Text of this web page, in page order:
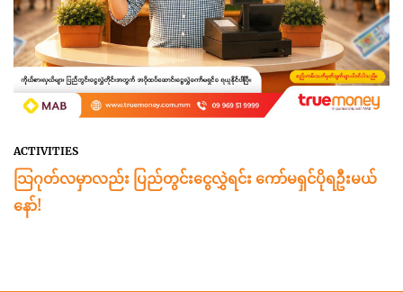
ACTIVITIES
သြဂုတ်လမှာလည်း ပြည်တွင်းငွေလွှဲရင်း ကော်မရှင်ပိုရဦးမယ်
နော်!